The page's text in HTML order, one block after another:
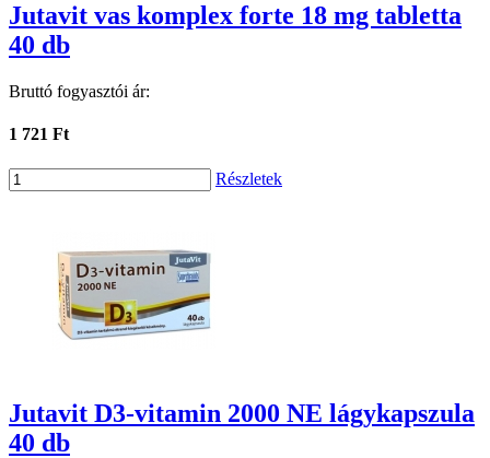
Jutavit vas komplex forte 18 mg tabletta
40 db
Bruttó fogyasztói ár:
1 721 Ft
Részletek
Jutavit D3-vitamin 2000 NE lágykapszula
40 db